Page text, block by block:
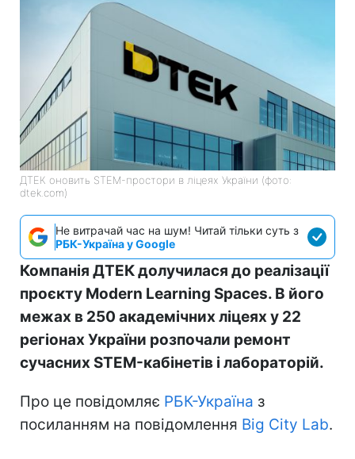
ДТЕК оновить STEM-простори в ліцеях України (фото:
dtek.com)
Не витрачай час на шум! Читай тільки суть з
РБК-Україна у Google
Компанія ДТЕК долучилася до реалізації
проєкту Modern Learning Spaces. В його
межах в 250 академічних ліцеях у 22
регіонах України розпочали ремонт
сучасних STEM-кабінетів і лабораторій.
Про це повідомляє РБК-Україна з
посиланням на повідомлення Big City Lab.